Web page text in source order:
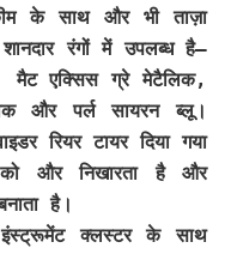
के साथ और भी ताज़ा
रंगों में उपलब्ध है—
मैट एक्सिस ग्रे मेटैलिक,
और पर्ल सायरन ब्लू।
रियर टायर दिया गया
और निखारता है और
है।
क्लस्टर के साथ